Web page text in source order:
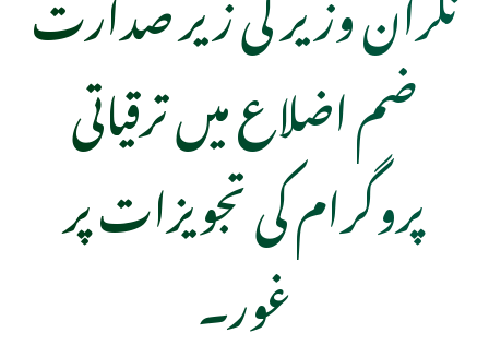
ضم اضلاع میں ترقیاتی
پروگرام کی تجویزات پر
غور۔